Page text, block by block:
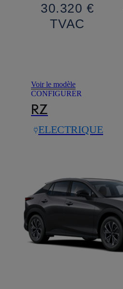
30.320 €
TVAC
Voir le modèle
CONFIGURER
RZ
ELECTRIQUE